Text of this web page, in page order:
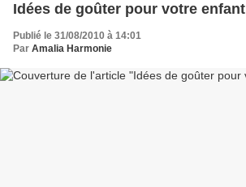
Idées de goûter pour votre enfant
Publié le 31/08/2010 à 14:01
Par Amalia Harmonie